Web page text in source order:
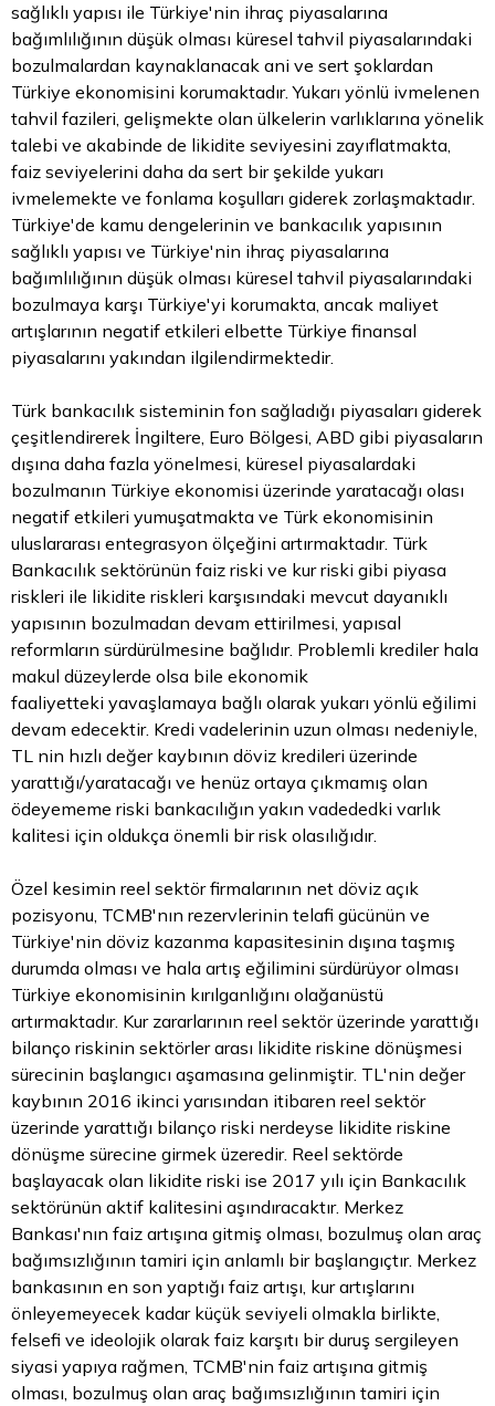
sağlıklı yapısı ile Türkiye'nin ihraç piyasalarına
bağımlılığının düşük olması küresel tahvil piyasalarındaki
bozulmalardan kaynaklanacak ani ve sert şoklardan
Türkiye ekonomisini korumaktadır. Yukarı yönlü ivmelenen
tahvil fazileri, gelişmekte olan ülkelerin varlıklarına yönelik
talebi ve akabinde de likidite seviyesini zayıflatmakta,
faiz seviyelerini daha da sert bir şekilde yukarı
ivmelemekte ve fonlama koşulları giderek zorlaşmaktadır.
Türkiye'de kamu dengelerinin ve bankacılık yapısının
sağlıklı yapısı ve Türkiye'nin ihraç piyasalarına
bağımlılığının düşük olması küresel tahvil piyasalarındaki
bozulmaya karşı Türkiye'yi korumakta, ancak maliyet
artışlarının negatif etkileri elbette Türkiye finansal
piyasalarını yakından ilgilendirmektedir.
Türk bankacılık sisteminin fon sağladığı piyasaları giderek
çeşitlendirerek İngiltere, Euro Bölgesi, ABD gibi piyasaların
dışına daha fazla yönelmesi, küresel piyasalardaki
bozulmanın Türkiye ekonomisi üzerinde yaratacağı olası
negatif etkileri yumuşatmakta ve Türk ekonomisinin
uluslararası entegrasyon ölçeğini artırmaktadır. Türk
Bankacılık sektörünün faiz riski ve kur riski gibi piyasa
riskleri ile likidite riskleri karşısındaki mevcut dayanıklı
yapısının bozulmadan devam ettirilmesi, yapısal
reformların sürdürülmesine bağlıdır. Problemli krediler hala
makul düzeylerde olsa bile ekonomik
faaliyetteki yavaşlamaya bağlı olarak yukarı yönlü eğilimi
devam edecektir. Kredi vadelerinin uzun olması nedeniyle,
TL nin hızlı değer kaybının döviz kredileri üzerinde
yarattığı/yaratacağı ve henüz ortaya çıkmamış olan
ödeyememe riski bankacılığın yakın vadededki varlık
kalitesi için oldukça önemli bir risk olasılığıdır.
Özel kesimin reel sektör firmalarının net döviz açık
pozisyonu, TCMB'nın rezervlerinin telafi gücünün ve
Türkiye'nin döviz kazanma kapasitesinin dışına taşmış
durumda olması ve hala artış eğilimini sürdürüyor olması
Türkiye ekonomisinin kırılganlığını olağanüstü
artırmaktadır. Kur zararlarının reel sektör üzerinde yarattığı
bilanço riskinin sektörler arası likidite riskine dönüşmesi
sürecinin başlangıcı aşamasına gelinmiştir. TL'nin değer
kaybının 2016 ikinci yarısından itibaren reel sektör
üzerinde yarattığı bilanço riski nerdeyse likidite riskine
dönüşme sürecine girmek üzeredir. Reel sektörde
başlayacak olan likidite riski ise 2017 yılı için Bankacılık
sektörünün aktif kalitesini aşındıracaktır. Merkez
Bankası'nın faiz artışına gitmiş olması, bozulmuş olan araç
bağımsızlığının tamiri için anlamlı bir başlangıçtır. Merkez
bankasının en son yaptığı faiz artışı, kur artışlarını
önleyemeyecek kadar küçük seviyeli olmakla birlikte,
felsefi ve ideolojik olarak faiz karşıtı bir duruş sergileyen
siyasi yapıya rağmen, TCMB'nin faiz artışına gitmiş
olması, bozulmuş olan araç bağımsızlığının tamiri için